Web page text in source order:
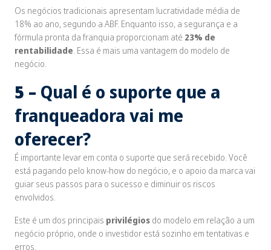
Os negócios tradicionais apresentam lucratividade média de
18% ao ano, segundo a ABF. Enquanto isso, a segurança e a
fórmula pronta da franquia proporcionam até 23% de
rentabilidade. Essa é mais uma vantagem do modelo de
negócio.
5 – Qual é o suporte que a
franqueadora vai me
oferecer?
É importante levar em conta o suporte que será recebido. Você
está pagando pelo know-how do negócio, e o apoio da marca vai
guiar seus passos para o sucesso e diminuir os riscos
envolvidos.
Este é um dos principais privilégios do modelo em relação a um
negócio próprio, onde o investidor está sozinho em tentativas e
erros.